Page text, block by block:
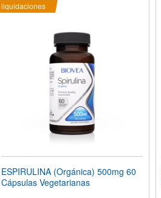
liquidaciones
ESPIRULINA (Orgánica) 500mg 60
Cápsulas Vegetarianas